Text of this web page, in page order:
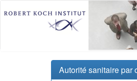
Autorité sanitaire par